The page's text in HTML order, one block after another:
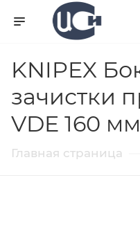
KNIPEX
зачистки
VDE 160 мм
Главная страница